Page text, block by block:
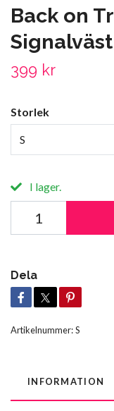
Back on
399 kr
Storlek
S
I lager.
Dela
Artikelnummer:S
INFORMATION